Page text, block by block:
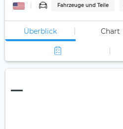
Fahrzeuge und Teile
Überblick Chart
—